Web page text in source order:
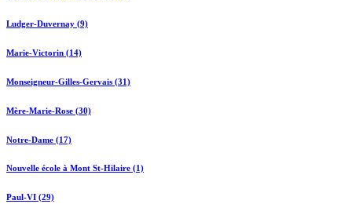
Ludger-Duvernay (9)
Marie-Victorin (14)
Monseigneur-Gilles-Gervais (31)
Mère-Marie-Rose (30)
Notre-Dame (17)
Nouvelle école à Mont St-Hilaire (1)
Paul-VI (29)